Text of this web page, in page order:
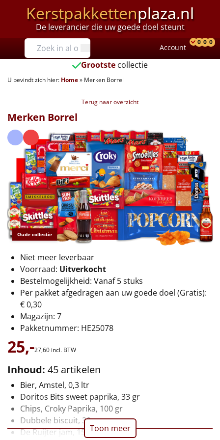
Kerstpakkettenplaza.nl
De leverancier die uw goede doel steunt
Prijzen
Tot €25
€25 tot €35
€40 tot €45
€45 tot €50
€50 tot €55
€55 tot €75
€75 tot €100
Alle kerstpakketten 2026
Thema
Origineel
Mannen
Vrouwen
Duurzaam
Account
0 0 0
Grootste collectie
U bevindt zich hier: Home» Merken Borrel
Terug naar overzicht
Oude collectie
Merken Borrel
Niet meer leverbaar
Voorraad: Uitverkocht
Bestelmogelijkheid: Vanaf 5 stuks
Per pakket afgedragen aan uw goede doel (Gratis):
€ 0,30
Magazijn: 7
Pakketnummer: HE25078
25,-27,60 incl. BTW
Inhoud: 45 artikelen
Bier, Amstel, 0,3 ltr
Doritos Bits sweet paprika, 33 gr
Chips, Croky Paprika, 100 gr
Dubbele biscuit, 30 gr
De Ruijter jam, 15 gr, 2 st
Toon meer